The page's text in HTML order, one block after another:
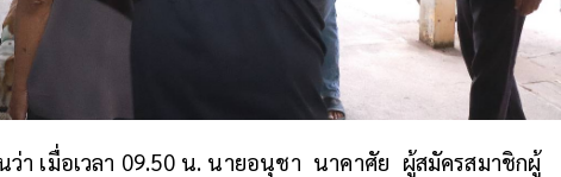
ว่า เมื่อเวลา 09.50 น. นายอนุชา นาคาศัย ผู้สมัครสมาชิกผู้